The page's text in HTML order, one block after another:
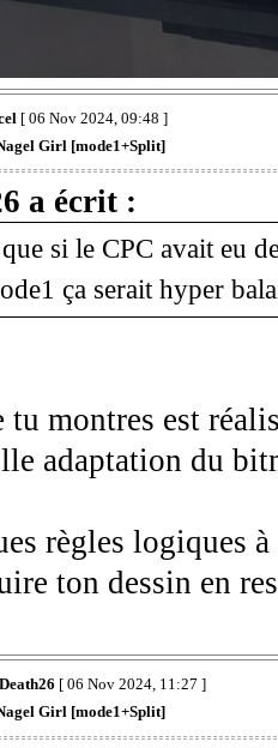
[ 06 Nov 2024, 09:48 ]
Girl [mode1+Split]
a écrit :
si le CPC avait eu
ça serait hyper
tu montres est
adaptation du
règles logiques
ton dessin en
[ 06 Nov 2024, 11:27 ]
Girl [mode1+Split]